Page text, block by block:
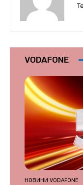
VODAFONE
НОВИНИ VODAFONE